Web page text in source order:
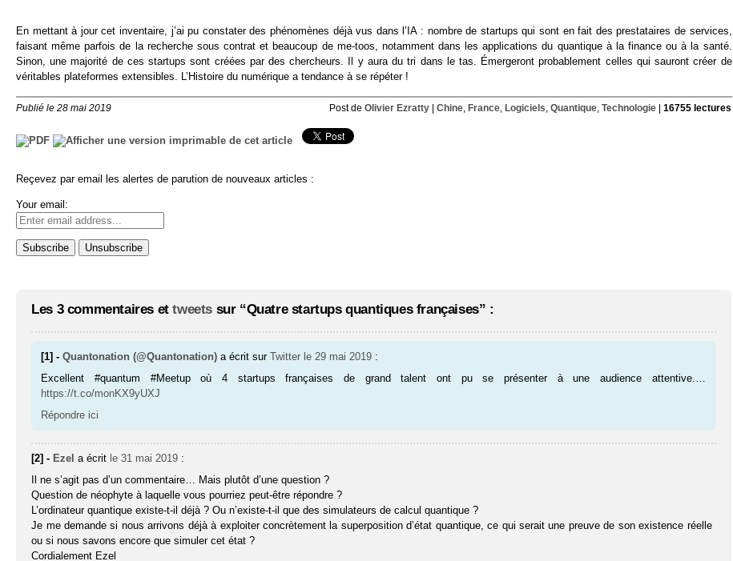
En mettant à jour cet inventaire, j’ai pu constater des phénomènes déjà vus dans l’IA : nombre de startups qui sont en fait des prestataires de services,
faisant même parfois de la recherche sous contrat et beaucoup de me-toos, notamment dans les applications du quantique à la finance ou à la santé.
Sinon, une majorité de ces startups sont créées par des chercheurs. Il y aura du tri dans le tas. Émergeront probablement celles qui sauront créer de
véritables plateformes extensibles. L’Histoire du numérique a tendance à se répéter !
Publié le 28 mai 2019 Post de Olivier Ezratty| Chine, France, Logiciels Quantique, Technologie| 16755 lectures
Reçevez par email les alertes de parution de nouveaux articles :
Your email:
Les 3 commentaires ettweets sur “Quatre startups quantiques françaises” :
[1] -Quantonation (@Quantonation) a écrit surTwitter le 29 mai 2019 :
Excellent #quantum #Meetup où 4 startups françaises de grand talent ont pu se présenter à une audience attentive.…
https://t.co/monKX9yUXJ
Répondre ici
[2] - Ezel a écrit le 31 mai 2019 :
Il ne s’agit pas d’un commentaire… Mais plutôt d’une question ?
Question de néophyte à laquelle vous pourriez peut-être répondre ?
L’ordinateur quantique existe-t-il déjà ? Ou n’existe-t-il que des simulateurs de calcul quantique ?
Je me demande si nous arrivons déjà à exploiter concrètement la superposition d’état quantique, ce qui serait une preuve de son existence réelle
ou si nous savons encore que simuler cet état ?
Cordialement Ezel